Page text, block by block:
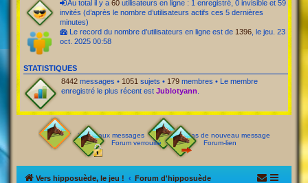
Au total il y a 60 utilisateurs en ligne : 1 enregistré, 0 invisible et 59
invités (d’après le nombre d’utilisateurs actifs ces 5 dernières
minutes)
Le record du nombre d’utilisateurs en ligne est de 1396 , le jeu. 23
oct. 2025 00:58
STATISTIQUES
8442 messages • 1051 sujets • 179 membres • Le membre
enregistré le plus récent est Jublotyann
Nouveaux messages
Pas de nouveau message
Forum verrouillé
Forum-lien
Vers hipposuède, le jeu ! Forum d'hipposuède